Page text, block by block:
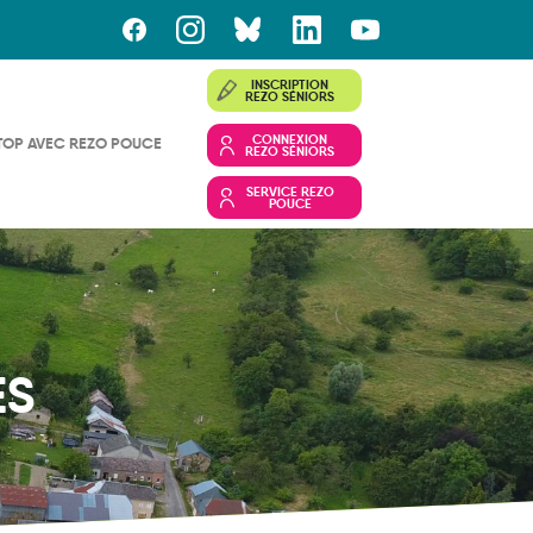
AVEC REZO POUCE
INSCRIPTION
REZO SÉNIORS
CONNEXION
REZO SÉNIORS
SERVICE REZO
POUCE